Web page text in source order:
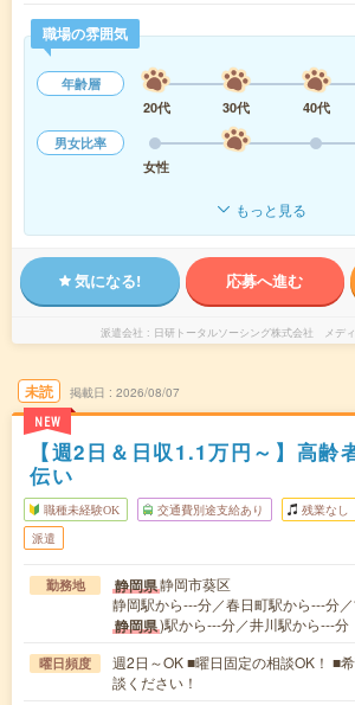
職場の雰囲気
年齢層
20代
30代 40代
男女比率
女性
もっと見る
気になる! 応募へ進む
派遣会社 日研トータルソーシング株式会社 メデ
未読
NEW
掲載日 2026/08/07
【週2日＆日収1.1万円～】高齢
伝い
職種未経験OK 交通費別途支給あり 残業なし
派遣
勤務地 静岡県静岡市葵区
静岡駅から---分／春日町駅から---分
静岡県)駅から---分／井川駅から---分
曜日頻度
週2日～OK ■曜日固定の相談OK！ ■
談ください！